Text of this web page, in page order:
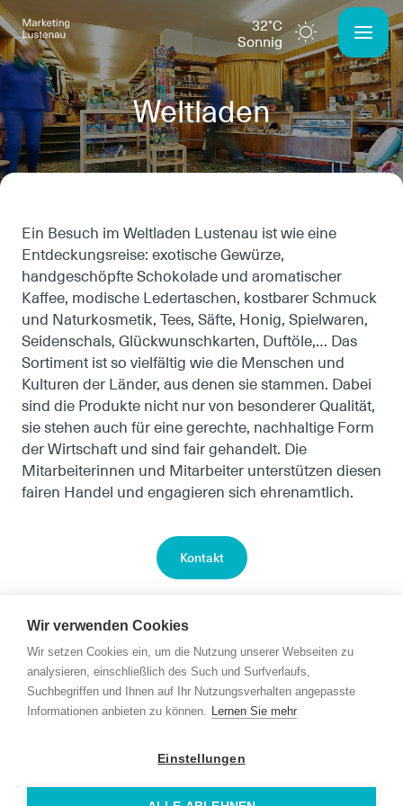
32°C
sonnig
Weltladen
Ein Besuch im Weltladen Lustenau ist wie eine
Entdeckungsreise: exotische Gewürze,
handgeschöpfte Schokolade und aromatischer
Kaffee, modische Ledertaschen, kostbarer Schmuck
und Naturkosmetik, Tees, Säfte, Honig, Spielwaren,
Seidenschals, Glückwunschkarten, Duftöle,… Das
Sortiment ist so vielfältig wie die Menschen und
Kulturen der Länder, aus denen sie stammen. Dabei
sind die Produkte nicht nur von besonderer Qualität,
sie stehen auch für eine gerechte, nachhaltige Form
der Wirtschaft und sind fair gehandelt. Die
Mitarbeiterinnen und Mitarbeiter unterstützen diesen
fairen Handel und engagieren sich ehrenamtlich.
Kontakt
Links
Wir verwenden Cookies
Wir setzen Cookies ein, um die Nutzung unserer Webseiten zu
analysieren, einschließlich des Such und Surfverlaufs,
Suchbegriffen und Ihnen auf Ihr Nutzungsverhalten angepasste
Informationen anbieten zu können. Lernen Sie mehr
Einstellungen